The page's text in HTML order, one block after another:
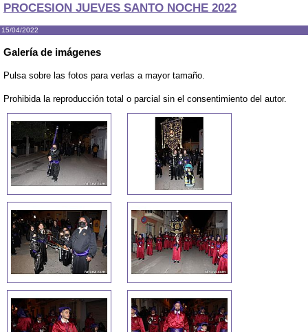
PROCESION JUEVES SANTO NOCHE 2022
15/04/2022
Galería de imágenes
Pulsa sobre las fotos para verlas a mayor tamaño.
Prohibida la reproducción total o parcial sin el consentimiento del autor.